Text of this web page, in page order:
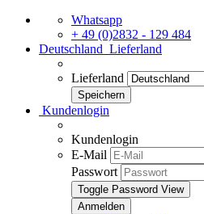
Whatsapp
+ 49 (0)2832 - 129 484
Deutschland Lieferland
Lieferland
Kundenlogin
Kundenlogin
E-Mail
Passwort
Toggle Password View